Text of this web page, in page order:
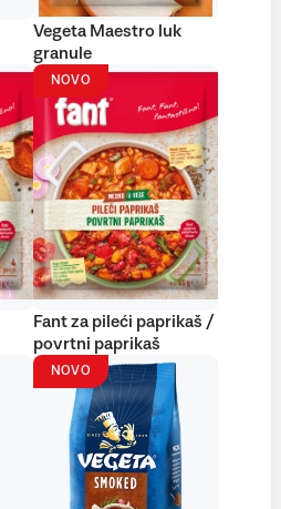
Vegeta Maestro luk
granule
NOVO
Fant za pileći paprikaš /
povrtni paprikaš
NOVO